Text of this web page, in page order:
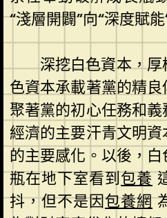
“淺層開闢”向“深度賦
深挖白色資本，
色資本承載著黨的精
聚著黨的初心任務和
經濟的主要汗青文明
的主要感化。以後，
瓶在地下室看到包養
抖，但不是因包養網